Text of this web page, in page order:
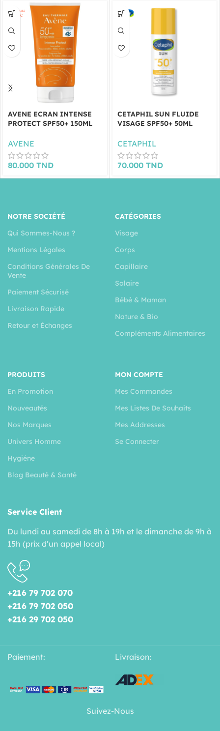
AVENE ECRAN INTENSE
PROTECT SPF50+ 150ML
AVENE
80.000 TND
CETAPHIL SUN FLUIDE
VISAGE SPF50+ 50ML
CETAPHIL
70.000 TND
NOTRE SOCIÉTÉ
Qui Sommes-Nous ?
Mentions Légales
Conditions Générales De
Vente
Paiement Sécurisé
Livraison Rapide
Retour et Échanges
CATÉGORIES
Visage
Corps
Capillaire
Solaire
Bébé & Maman
Nature & Bio
Compléments Alimentaires
PRODUITS
En Promotion
Nouveautés
Nos Marques
Univers Homme
Hygiéne
Blog Beauté & Santé
MON COMPTE
Mes Commandes
Mes Listes De Souhaits
Mes Addresses
Se Connecter
Service Client
Du lundi au samedi de 8h à 19h et le dimanche de 9h à
15h (prix d’un appel local)
+216 79 702 070
+216 79 702 050
+216 29 702 050
Paiement: Livraison:
Suivez-Nous